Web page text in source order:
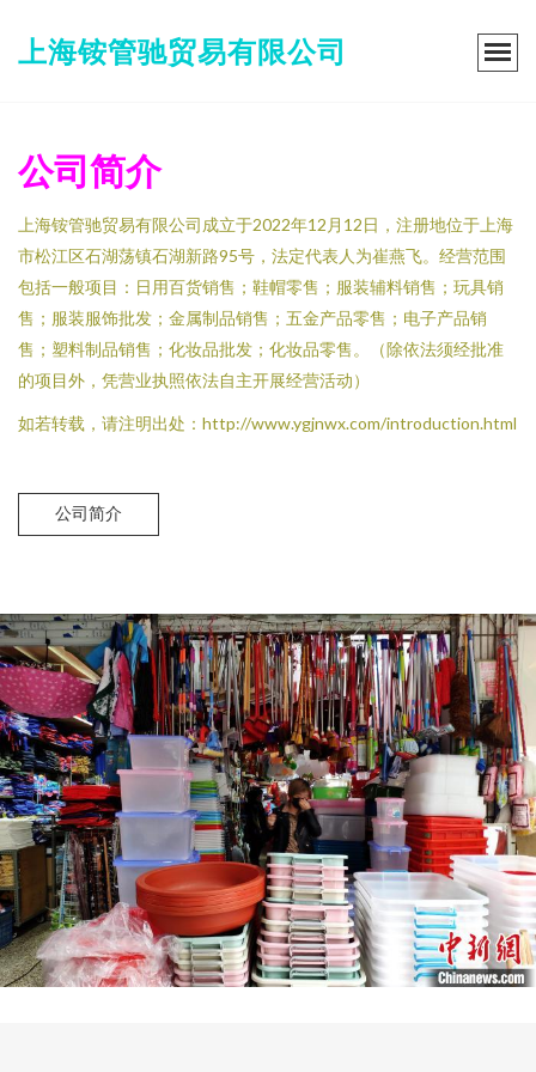
上海铵管驰贸易有限公司
公司简介
上海铵管驰贸易有限公司成立于2022年12月12日，注册地位于上海
市松江区石湖荡镇石湖新路95号，法定代表人为崔燕飞。经营范围
包括一般项目：日用百货销售；鞋帽零售；服装辅料销售；玩具销
售；服装服饰批发；金属制品销售；五金产品零售；电子产品销
售；塑料制品销售；化妆品批发；化妆品零售。（除依法须经批准
的项目外，凭营业执照依法自主开展经营活动）
如若转载，请注明出处：http://www.ygjnwx.com/introduction.html
公司简介